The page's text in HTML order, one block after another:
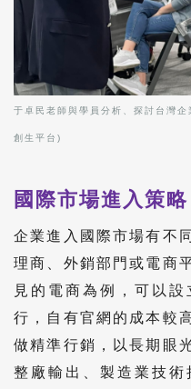
于卓民老師與學員分析、探討台灣
創生平台)
國際市場進入策略
企業進入國際市場有不
理商、外銷部門或電商
見的電商為例，可以
行，自有官網的成本較
做精準行銷，以長期眼
整廠輸出、製造業技